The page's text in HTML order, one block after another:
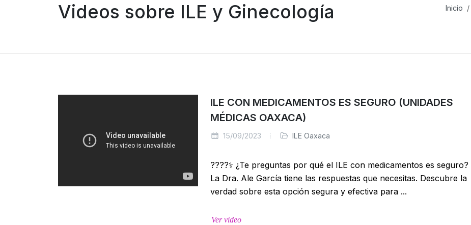
Videos sobre ILE y Ginecología Inicio
ILE CON MEDICAMENTOS ES SEGURO (UNIDADES
MÉDICAS OAXACA)
15/09/2023 ILE Oaxaca
????‍⚕️ ¿Te preguntas por qué el ILE con medicamentos es seguro?
La Dra. Ale García tiene las respuestas que necesitas. Descubre la
verdad sobre esta opción segura y efectiva para ...
Ver video